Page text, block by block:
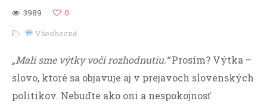
3989
0
Všeobecné
„Mali sme výtky voči rozhodnutiu.“Prosím? Výtka –
slovo, ktoré sa objavuje aj v prejavoch slovenských
politikov. Nebuďte ako oni a nespokojnosť